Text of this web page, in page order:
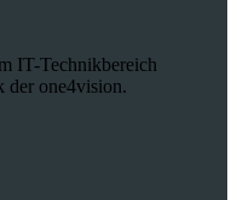
IT-Technikbereich
der one4vision.